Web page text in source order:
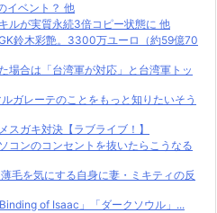
イベント？ 他
ルが実質永続3倍コピー状態に 他
鈴木彩艶。3300万ユーロ（約59億70
場合は「台湾軍が対応」と台湾軍トッ
ガレーテのことをもっと知りたいそう
スガキ対決【ラブライブ！】
コンのコンセントを抜いたらこうなる
毛を気にする自身に妻・ミキティの反
of Isaac」「ダークソウル」...